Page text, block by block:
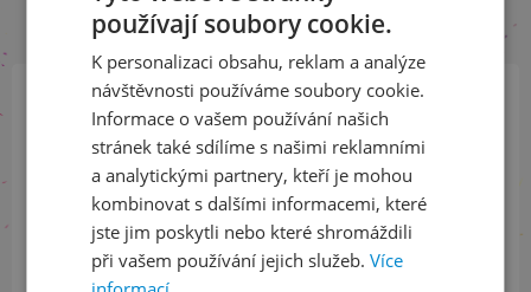
Přihlaste se k našemu newsletteru
a buďte jako první v obraze
ODEBÍRAT NEWSLETTER
ENGLISH
používají soubory cookie.
K personalizaci obsahu, reklam a analýze
návštěvnosti používáme soubory cookie.
Informace o vašem používání našich
stránek také sdílíme s našimi reklamními
a analytickými partnery, kteří je mohou
kombinovat s dalšími informacemi, které
jste jim poskytli nebo které shromáždili
při vašem používání jejich služeb. Více